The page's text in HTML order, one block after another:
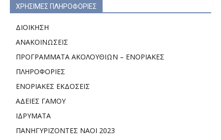
ΧΡΗΣΙΜΕΣ ΠΛΗΡΟΦΟΡΙΕΣ
ΔΙΟΙΚΗΣΗ
ΑΝΑΚΟΙΝΩΣΕΙΣ
ΠΡΟΓΡΑΜΜΑΤΑ ΑΚΟΛΟΥΘΙΩΝ – ΕΝΟΡΙΑΚΕΣ
ΠΛΗΡΟΦΟΡΙΕΣ
ΕΝΟΡΙΑΚΕΣ ΕΚΔΟΣΕΙΣ
ΑΔΕΙΕΣ ΓΑΜΟΥ
ΙΔΡΥΜΑΤΑ
ΠΑΝΗΓΥΡΙΖΟΝΤΕΣ ΝΑΟΙ 2023